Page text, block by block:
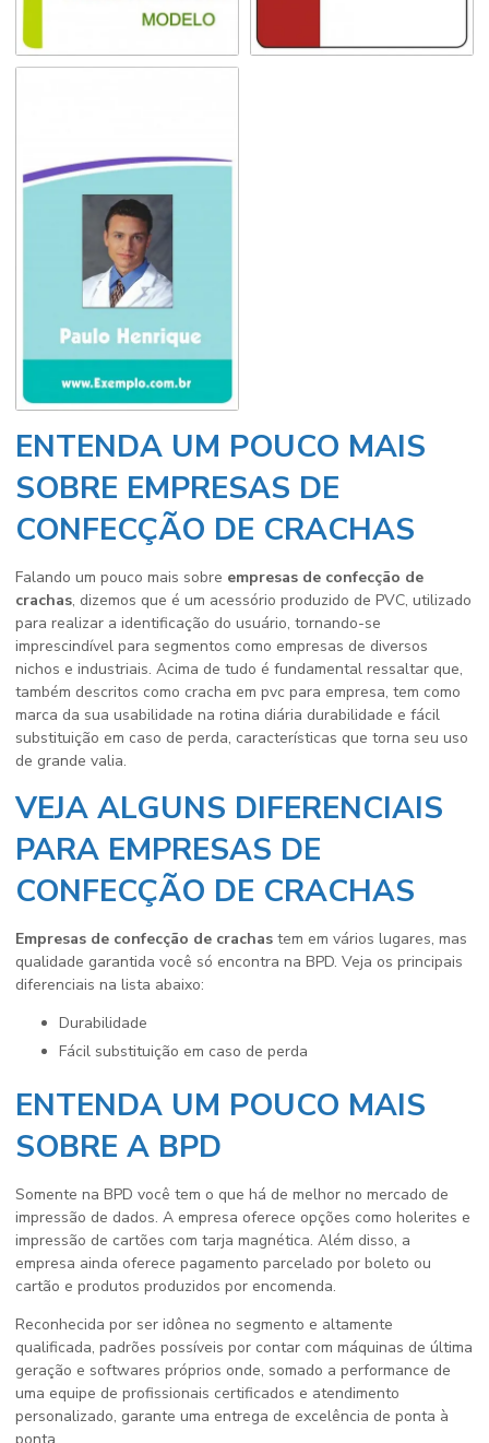
ENTENDA UM POUCO MAIS
SOBRE EMPRESAS DE
CONFECÇÃO DE CRACHAS
Falando um pouco mais sobre empresas de confecção de
crachas, dizemos que é um acessório produzido de PVC, utilizado
para realizar a identificação do usuário, tornando-se
imprescindível para segmentos como empresas de diversos
nichos e industriais. Acima de tudo é fundamental ressaltar que,
também descritos como cracha em pvc para empresa, tem como
marca da sua usabilidade na rotina diária durabilidade e fácil
substituição em caso de perda, características que torna seu uso
de grande valia.
VEJA ALGUNS DIFERENCIAIS
PARA EMPRESAS DE
CONFECÇÃO DE CRACHAS
Empresas de confecção de crachas tem em vários lugares, mas
qualidade garantida você só encontra na BPD. Veja os principais
diferenciais na lista abaixo:
durabilidade
fácil substituição em caso de perda
ENTENDA UM POUCO MAIS
SOBRE A BPD
Somente na BPD você tem o que há de melhor no mercado de
impressão de dados. A empresa oferece opções como holerites e
impressão de cartões com tarja magnética. Além disso, a
empresa ainda oferece pagamento parcelado por boleto ou
cartão e produtos produzidos por encomenda.
Reconhecida por ser idônea no segmento e altamente
qualificada, padrões possíveis por contar com máquinas de última
geração e softwares próprios onde, somado a performance de
uma equipe de profissionais certificados e atendimento
personalizado, garante uma entrega de excelência de ponta à